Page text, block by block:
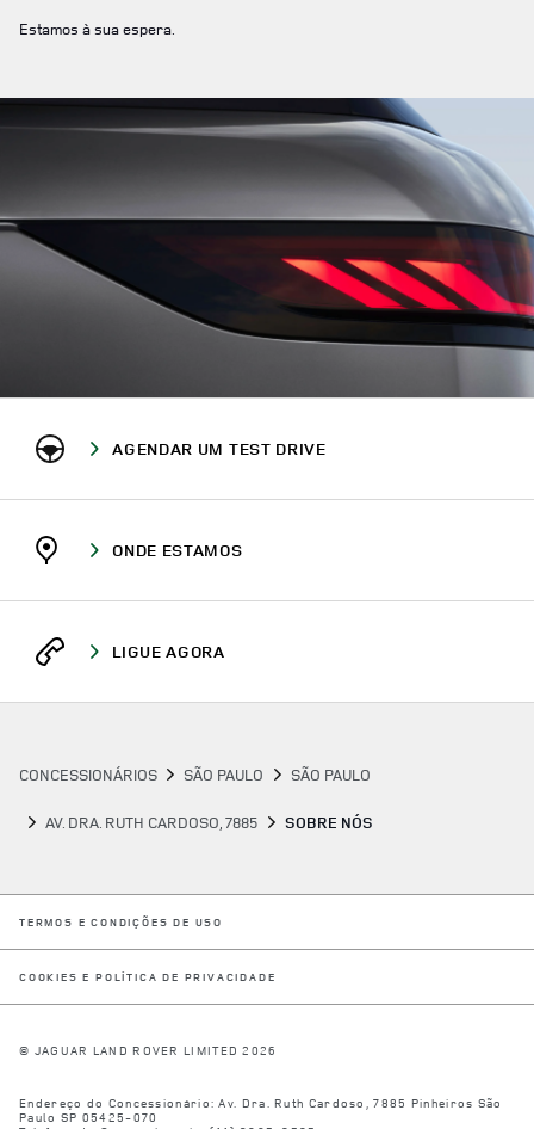
Estamos à sua espera.
AGENDAR UM TEST DRIVE
ONDE ESTAMOS
LIGUE AGORA
CONCESSIONÁRIOS SÃO PAULO SÃO PAULO
AV. DRA. RUTH CARDOSO, 7885 SOBRE NÓS
TERMOS E CONDIÇÕES DE USO
COOKIES E POLÍTICA DE PRIVACIDADE
© JAGUAR LAND ROVER LIMITED 2026
Endereço do Concessionário:Av. Dra. Ruth Cardoso, 7885 Pinheiros São
Paulo SP 05425-070